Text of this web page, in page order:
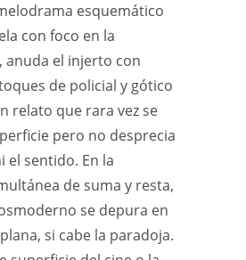
esquemático
con foco en la
anuda el injerto con
de policial y gótico
relato que rara vez se
pero no desprecia
el sentido. En la
de suma y resta,
se depura en
si cabe la paradoja.